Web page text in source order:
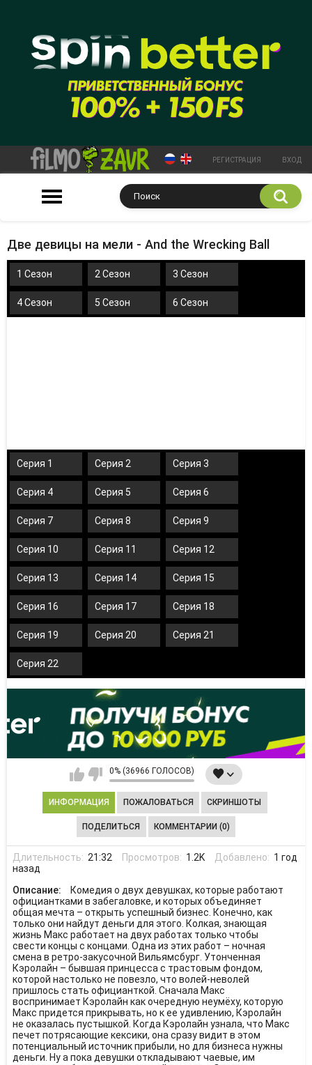
РЕГИСТРАЦИЯ ВХОД
Две девицы на мели - And the Wrecking Ball
1 Сезон 2 Сезон 3 Сезон
4 Сезон 5 Сезон 6 Сезон
Серия 1 Серия 2 Серия 3
Серия 4 Серия 5 Серия 6
Серия 7 Серия 8 Серия 9
Серия 10 Серия 11 Серия 12
Серия 13 Серия 14 Серия 15
Серия 16 Серия 17 Серия 18
Серия 19 Серия 20 Серия 21
Серия 22
0% (36966 ГОЛОСОВ)
ИНФОРМАЦИЯ ПОЖАЛОВАТЬСЯ СКРИНШОТЫ
ПОДЕЛИТЬСЯ КОММЕНТАРИИ (0)
Длительность: 21:32 Просмотров: 1.2K Добавлено: 1 год
назад
Описание:
Комедия о двух девушках, которые работают
официантками в забегаловке, и которых объединяет
общая мечта – открыть успешный бизнес. Конечно, как
только они найдут деньги для этого. Колкая, знающая
жизнь Макс работает на двух работах только чтобы
свести концы с концами. Одна из этих работ – ночная
смена в ретро-закусочной Вильямсбург. Утонченная
Кэролайн – бывшая принцесса с трастовым фондом,
которой настолько не повезло, что волей-неволей
пришлось стать официанткой. Сначала Макс
воспринимает Кэролайн как очередную неумёху, которую
Макс придется прикрывать, но к ее удивлению, Кэролайн
не оказалась пустышкой. Когда Кэролайн узнала, что Макс
печет потрясающие кексики, она сразу видит в этом
потенциальный источник прибыли, но для бизнеса нужны
деньги. Ну а пока девушки откладывают чаевые, им